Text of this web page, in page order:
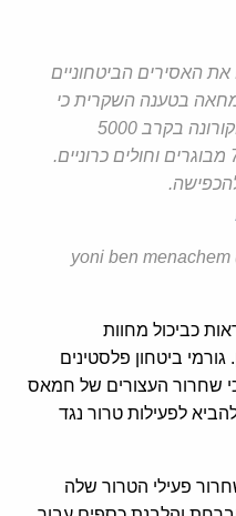
האסירים הביטחוניים
בטענה השקרית כי
ישראל מנסה להפיץ את נגיף הקורונה בקרב 5000
האסירים הביטחוניים בהם 700 מבוגרים וחולים כרוניים.
כביכול מחוות
ביטחון פלסטינים
שחרור העצורים של חמאס
לפעילות טרור נגד
פעילי הטרור שלה